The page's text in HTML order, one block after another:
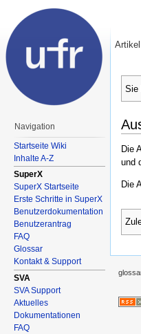
Sie
Die
und
Die
Artikel
Navigation
Startseite Wiki
Inhalte A-Z
SuperX
SuperX Startseite
Erste Schritte in SuperX
Benutzerdokumentation
Benutzerantrag
FAQ
Glossar
Kontakt & Support
SVA
SVA Support
Aktuelles
Dokumentationen
FAQ